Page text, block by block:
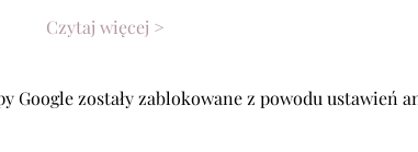
Czytaj więcej >
Google zostały zablokowane z powodu